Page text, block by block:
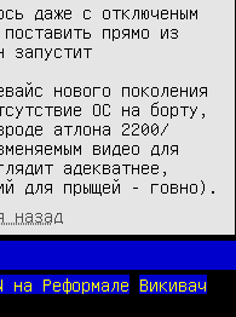
даже с отключеным
прямо из
запустит
нового поколения
ОС на борту,
атлона 2200/
видео для
адекватнее,
для прыщей - говно).
назад
на Реформале
Викивач